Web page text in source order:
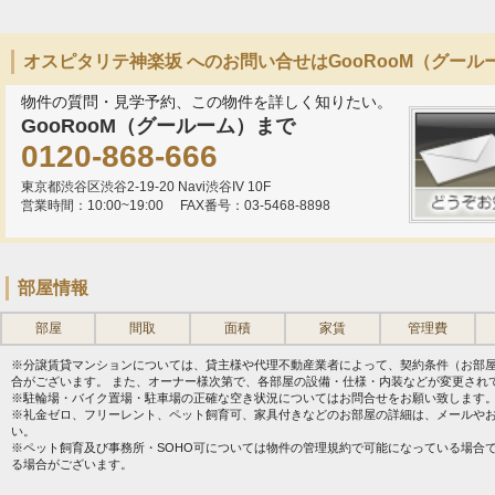
オスピタリテ神楽坂 へのお問い合せはGooRooM（グール
物件の質問・見学予約、この物件を詳しく知りたい。
GooRooM（グールーム）まで
0120-868-666
東京都渋谷区渋谷2-19-20 Navi渋谷IV 10F
営業時間：10:00~19:00
FAX番号：03-5468-8898
部屋情報
部屋 間取 面積 家賃 管理費
※分譲賃貸マンションについては、貸主様や代理不動産業者によって、契約条件（お部
合がございます。 また、オーナー様次第で、各部屋の設備・仕様・内装などが変更され
※駐輪場・バイク置場・駐車場の正確な空き状況についてはお問合せをお願い致します
※礼金ゼロ、フリーレント、ペット飼育可、家具付きなどのお部屋の詳細は、メールや
い。
※ペット飼育及び事務所・SOHO可については物件の管理規約で可能になっている場合
る場合がございます。